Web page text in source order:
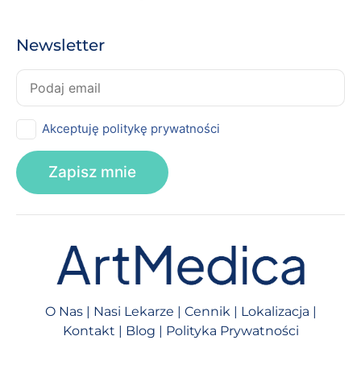
Newsletter
Akceptuję politykę prywatności
O Nas| Nasi Lekarze | Cennik| Lokalizacja |
Kontakt | Blog | Polityka Prywatności